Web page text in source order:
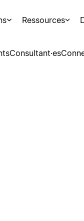
Ressources
Consultant·es